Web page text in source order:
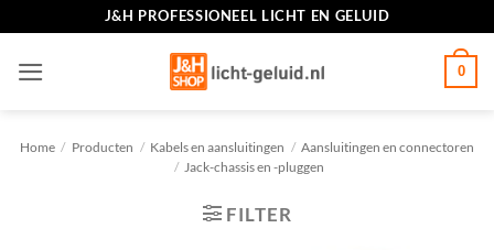
inhoud
J&H PROFESSIONEEL LICHT EN GELUID
0
Home / Producten / Kabels en aansluitingen / Aansluitingen en connectoren
/ Jack-chassis en -pluggen
FILTER